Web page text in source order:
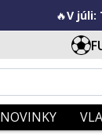
🔥V júli:
NOVINKY